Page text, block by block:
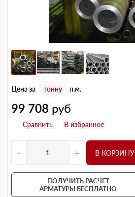
Цена за тонну п.м.
99 708 руб
- + В КОРЗИНУ
ПОЛУЧИТЬ РАСЧЕТ
АРМАТУРЫ БЕСПЛАТНО